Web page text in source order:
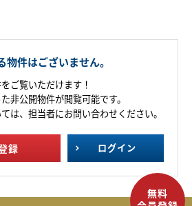
物件はございません。
ご覧いただけます！
非公開物件が閲覧可能です。
は、担当者にお問い合わせください。
録 ログイン